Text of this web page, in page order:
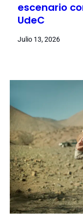
escenario
UdeC
Julio 13, 2026